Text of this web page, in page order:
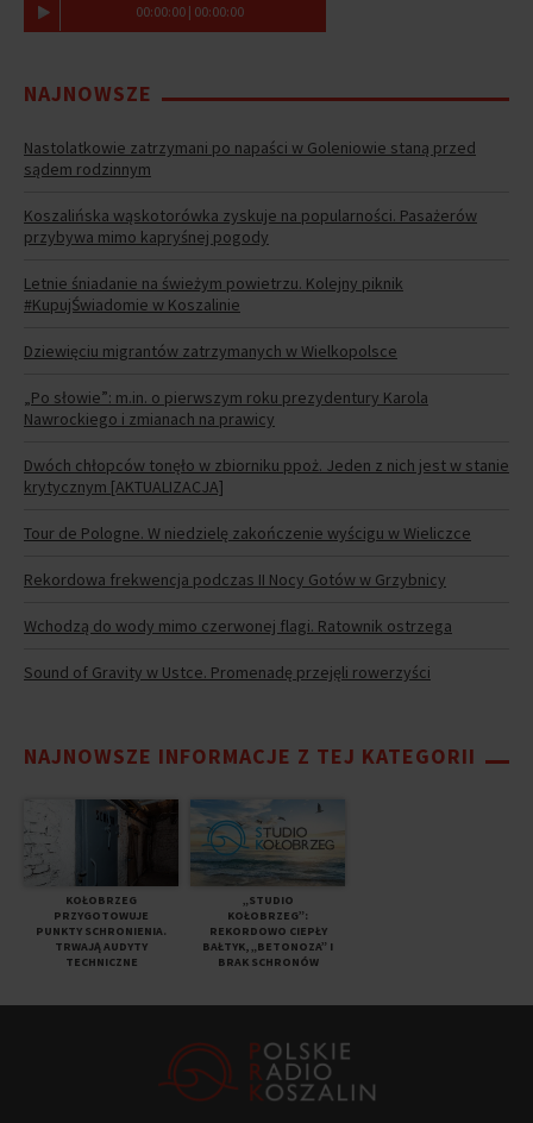
00:00:00 | 00:00:00
NAJNOWSZE
Nastolatkowie zatrzymani po napaści w Goleniowie staną przed
sądem rodzinnym
Koszalińska wąskotorówka zyskuje na popularności. Pasażerów
przybywa mimo kapryśnej pogody
Letnie śniadanie na świeżym powietrzu. Kolejny piknik
#KupujŚwiadomie w Koszalinie
Dziewięciu migrantów zatrzymanych w Wielkopolsce
„Po słowie”: m.in. o pierwszym roku prezydentury Karola
Nawrockiego i zmianach na prawicy
Dwóch chłopców tonęło w zbiorniku ppoż. Jeden z nich jest w stanie
krytycznym [AKTUALIZACJA]
Tour de Pologne. W niedzielę zakończenie wyścigu w Wieliczce
Rekordowa frekwencja podczas II Nocy Gotów w Grzybnicy
Wchodzą do wody mimo czerwonej flagi. Ratownik ostrzega
Sound of Gravity w Ustce. Promenadę przejęli rowerzyści
NAJNOWSZE INFORMACJE Z TEJ KATEGORII
KOŁOBRZEG
PRZYGOTOWUJE
PUNKTY SCHRONIENIA.
TRWAJĄ AUDYTY
TECHNICZNE
„STUDIO
KOŁOBRZEG”:
REKORDOWO CIEPŁY
BAŁTYK, „BETONOZA” I
BRAK SCHRONÓW